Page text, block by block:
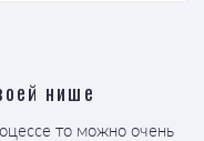
нише
то можно очень